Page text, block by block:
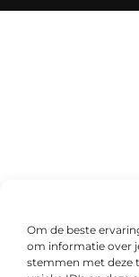
Om de beste
om informatie over
stemmen met deze